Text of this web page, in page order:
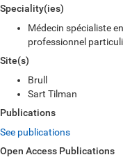
Speciality(ies)
Médecin spécialiste
professionnel
Site(s)
Brull
Sart Tilman
Publications
See publications
Open Access Publications